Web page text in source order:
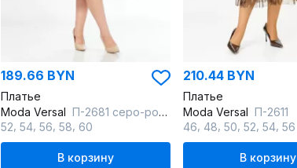
189.66 BYN
Платье
Moda Versal П-2681 серо-розовый
52 54 56 58 60
В корзину
210.44 BYN
Платье
Moda Versal П-2611
46 48 50 52 54 56
В корзину